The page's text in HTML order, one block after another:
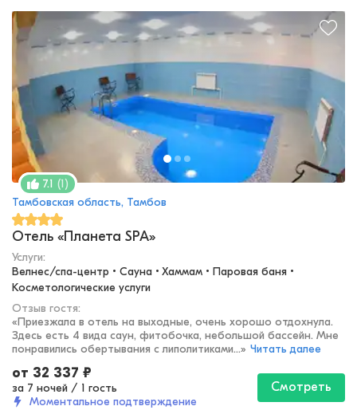
7.1 (1)
Тамбовская область, Тамбов
Отель «Планета SPA»
Услуги:
Велнес/спа-центр • Сауна • Хаммам • Паровая баня •
Косметологические услуги
Отзыв гостя:
«Приезжала в отель на выходные, очень хорошо отдохнула.
Здесь есть 4 вида саун, фитобочка, небольшой бассейн. Мне
понравились обертывания с липолитиками...» Читать далее
от 32 337 ₽
за 7 ночей / 1 гость
Моментальное подтверждение
Смотреть